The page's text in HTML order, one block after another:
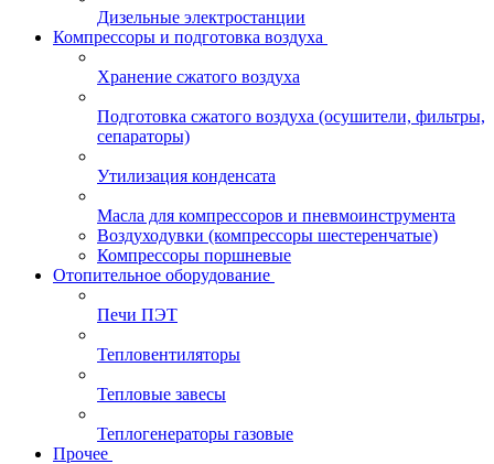
Дизельные электростанции
Компрессоры и подготовка воздуха
Хранение сжатого воздуха
Подготовка сжатого воздуха (осушители, фильтры,
сепараторы)
Утилизация конденсата
Масла для компрессоров и пневмоинструмента
Воздуходувки (компрессоры шестеренчатые)
Компрессоры поршневые
Отопительное оборудование
Печи ПЭТ
Тепловентиляторы
Тепловые завесы
Теплогенераторы газовые
Прочее